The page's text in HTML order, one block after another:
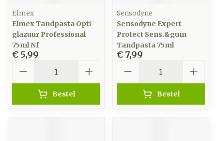
Elmex
Elmex Tandpasta Opti-
glazuur Professional
75ml Nf
€ 5,99
Bestel
Sensodyne
Sensodyne Expert
Protect Sens.&gum
Tandpasta 75ml
€ 7,99
Bestel